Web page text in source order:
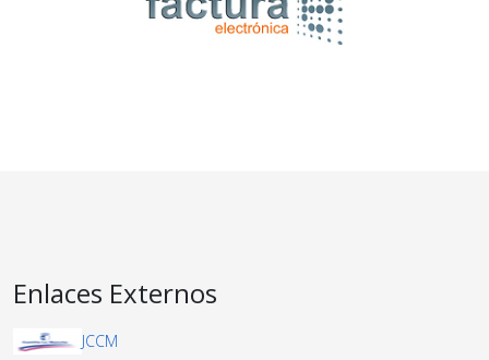
Enlaces Externos
JCCM